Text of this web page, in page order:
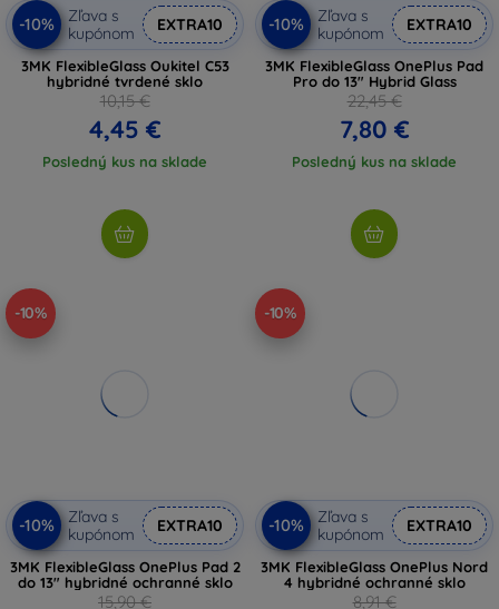
-10%
Zľava s
kupónom
EXTRA10
3MK FlexibleGlass Oukitel C53
hybridné tvrdené sklo
10,15 €
4,45 €
Posledný kus na sklade
-10%
Zľava s
kupónom
EXTRA10
3MK FlexibleGlass OnePlus Pad
Pro do 13" Hybrid Glass
22,45 €
7,80 €
Posledný kus na sklade
-10%
-10%
Zľava s
kupónom
EXTRA10
3MK FlexibleGlass OnePlus Pad 2
do 13" hybridné ochranné sklo
15,90 €
-10%
-10%
Zľava s
kupónom
EXTRA10
3MK FlexibleGlass OnePlus Nord
4 hybridné ochranné sklo
8,91 €